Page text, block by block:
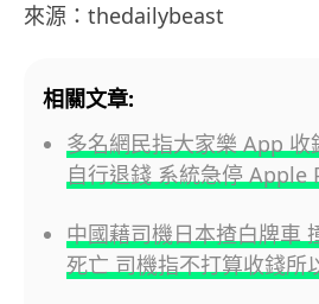
來源：thedailybeast
相關文章:
多名網民指大家樂 App 收
自行退錢 系統急停 Apple
中國藉司機日本揸白牌車
死亡 司機指不打算收錢所